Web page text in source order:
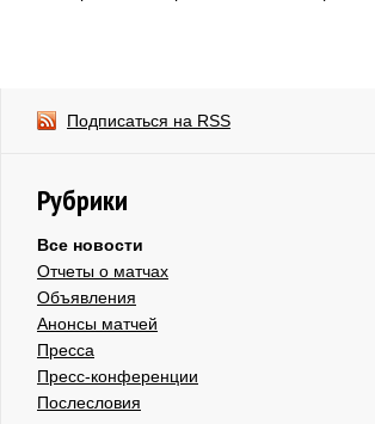
Подписаться на RSS
Рубрики
Все новости
Отчеты о матчах
Объявления
Анонсы матчей
Пресса
Пресс-конференции
Послесловия